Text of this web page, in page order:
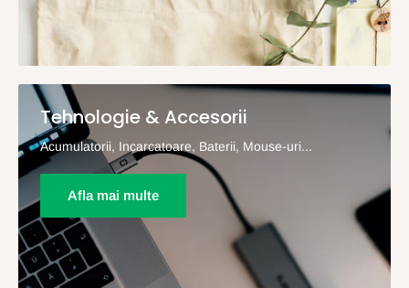
Tehnologie & Accesorii
Acumulatorii, Incarcatoare, Baterii, Mouse-uri...
Afla mai multe